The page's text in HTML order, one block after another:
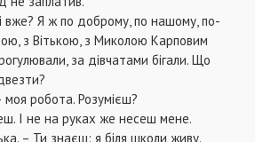
вже? Я ж по доброму, по нашому, по-
з Вітькою, з Миколою Карповим
за дівчатами бігали. Що
робота. Розумієш?
І не на руках же несеш мене.
– Ти знаєш: я біля школи живу.